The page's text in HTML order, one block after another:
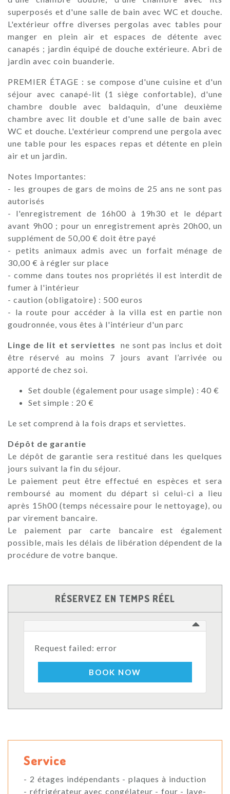
superposés et d'une salle de bain avec WC et douche.
L'extérieur offre diverses pergolas avec tables pour
manger en plein air et espaces de détente avec
canapés ; jardin équipé de douche extérieure. Abri de
jardin avec coin buanderie.
PREMIER ÉTAGE : se compose d'une cuisine et d'un
séjour avec canapé-lit (1 siège confortable), d'une
chambre double avec baldaquin, d'une deuxième
chambre avec lit double et d'une salle de bain avec
WC et douche. L'extérieur comprend une pergola avec
une table pour les espaces repas et détente en plein
air et un jardin.
Notes Importantes:
- les groupes de gars de moins de 25 ans ne sont pas
autorisés
- l'enregistrement de 16h00 à 19h30 et le départ
avant 9h00 ; pour un enregistrement après 20h00, un
supplément de 50,00 € doit être payé
- petits animaux admis avec un forfait ménage de
30,00 € à régler sur place
- comme dans toutes nos propriétés il est interdit de
fumer à l'intérieur
- caution (obligatoire) : 500 euros
- la route pour accéder à la villa est en partie non
goudronnée, vous êtes à l'intérieur d'un parc
Linge de lit et serviettes
ne sont pas inclus et doit
être réservé au moins 7 jours avant l’arrivée ou
apporté de chez soi.
Set double (également pour usage simple) : 40 €
Set simple : 20 €
Le set comprend à la fois draps et serviettes.
Dépôt de garantie
Le dépôt de garantie sera restitué dans les quelques
jours suivant la fin du séjour.
Le paiement peut être effectué en espèces et sera
remboursé au moment du départ si celui-ci a lieu
après 15h00 (temps nécessaire pour le nettoyage), ou
par virement bancaire.
Le paiement par carte bancaire est également
possible, mais les délais de libération dépendent de la
procédure de votre banque.
RÉSERVEZ EN TEMPS RÉEL
Request failed: error
BOOK NOW
Service
- 2 étages indépendants - plaques à induction
- réfrigérateur avec congélateur - four - lave-